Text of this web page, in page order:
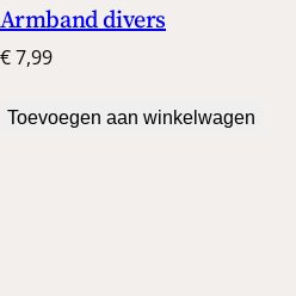
Armband divers
€7,99
Toevoegen aan winkelwagen